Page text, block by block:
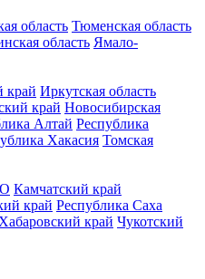
область Тюменская область
область Ямало-
край Иркутская область
край Новосибирская
Алтай Республика
Хакасия Томская
Камчатский край
край Республика Саха
Хабаровский край Чукотский